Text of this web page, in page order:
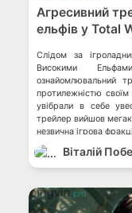
Агресивний
ельфів у Total
Слідом за
Високими
ознайомлювальний
протилежністю
увібрали в себе
трейлер вийшов
незвична ігрова
Віталій